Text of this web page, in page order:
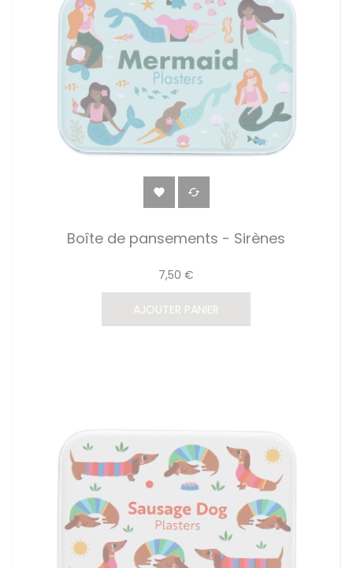
 
Boîte de pansements - Sirènes
7,50 €
AJOUTER PANIER